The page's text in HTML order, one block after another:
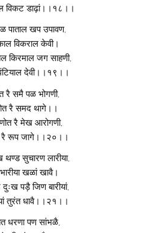
विकट डाढ़ां।।१८।।
पाताल खप उपावण,
विकराल केवी।
किरमाल जग साहणी,
देवी।।१९।।
रै समै पळ भोगणी,
रै समद थागे।।
रै मेख आरोगणी,
रै रूप जागे।।२०।।
थण्ड सुचारण लारीया,
खळां खावै।
दुःख पड़ै जिण बारीयां,
तुरंत धावै।।२१।।
धरणा पण सांभळै,